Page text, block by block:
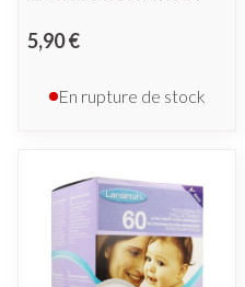
5,90 €
En rupture de stock